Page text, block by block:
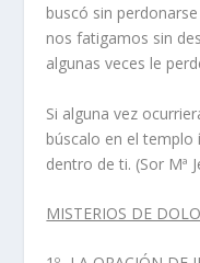
buscó sin
nos fatigamos sin
algunas veces le
Si alguna vez
búscalo en el templo
dentro de ti. (Sor Mª
MISTERIOS DE